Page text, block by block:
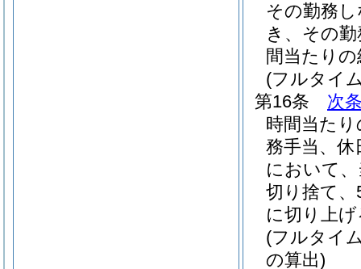
その勤務
き、その
間当たり
(フルタイ
第16条
次
時間当た
務手当、休
において
切り捨て
に切り上
(フルタイ
の算出)